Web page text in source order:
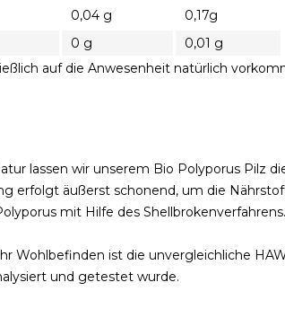
0,04 g
0,17g
0 g
0,01 g
auf die Anwesenheit natürlich
lassen wir unserem Bio Polyporus Pilz
erfolgt äußerst schonend, um die
mit Hilfe des
Wohlbefinden ist die unvergleichliche
und getestet wurde.